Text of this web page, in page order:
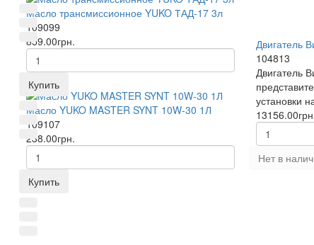
Масло трансмиссионное YUKO ТАД-17 3л
109099
859.00грн.
Купить
Масло YUKO MASTER SYNT 10W-30 1Л
109107
238.00грн.
Купить
Двигатель
104813
Двигатель
установки
Нет в